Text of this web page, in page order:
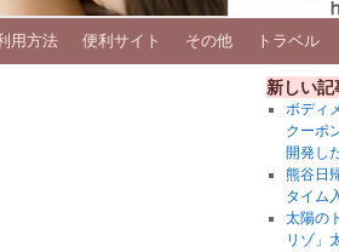
用方法 便利サイト その他 トラベル
新しい記
ボディ
クーポ
開発し
熊谷日
タイム
太陽の
リゾ」